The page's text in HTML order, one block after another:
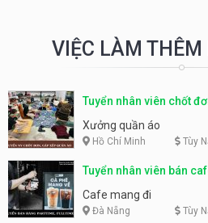
VIỆC LÀM THÊM
Tuyển nhân viên chốt
Xưởng quần áo
Hồ Chí Minh Tùy
Tuyển nhân viên bán
Cafe mang đi
Đà Nẵng Tùy